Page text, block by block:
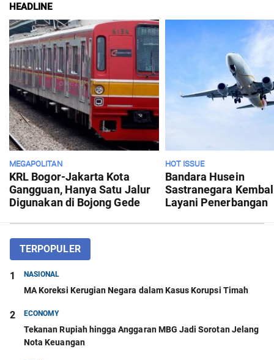
HEADLINE
MEGAPOLITAN
KRL Bogor-Jakarta Kota
Gangguan, Hanya Satu Jalur
Digunakan di Bojong Gede
HOT ISSUE
Bandara Husein
Sastranegara
Layani Penerbangan
Agustus 2026, Ini
TERPOPULER
1 NASIONAL
MA Koreksi Kerugian Negara dalam Kasus Korupsi Timah
2 ECONOMY
Tekanan Rupiah hingga Anggaran MBG Jadi Sorotan Jelang
Nota Keuangan